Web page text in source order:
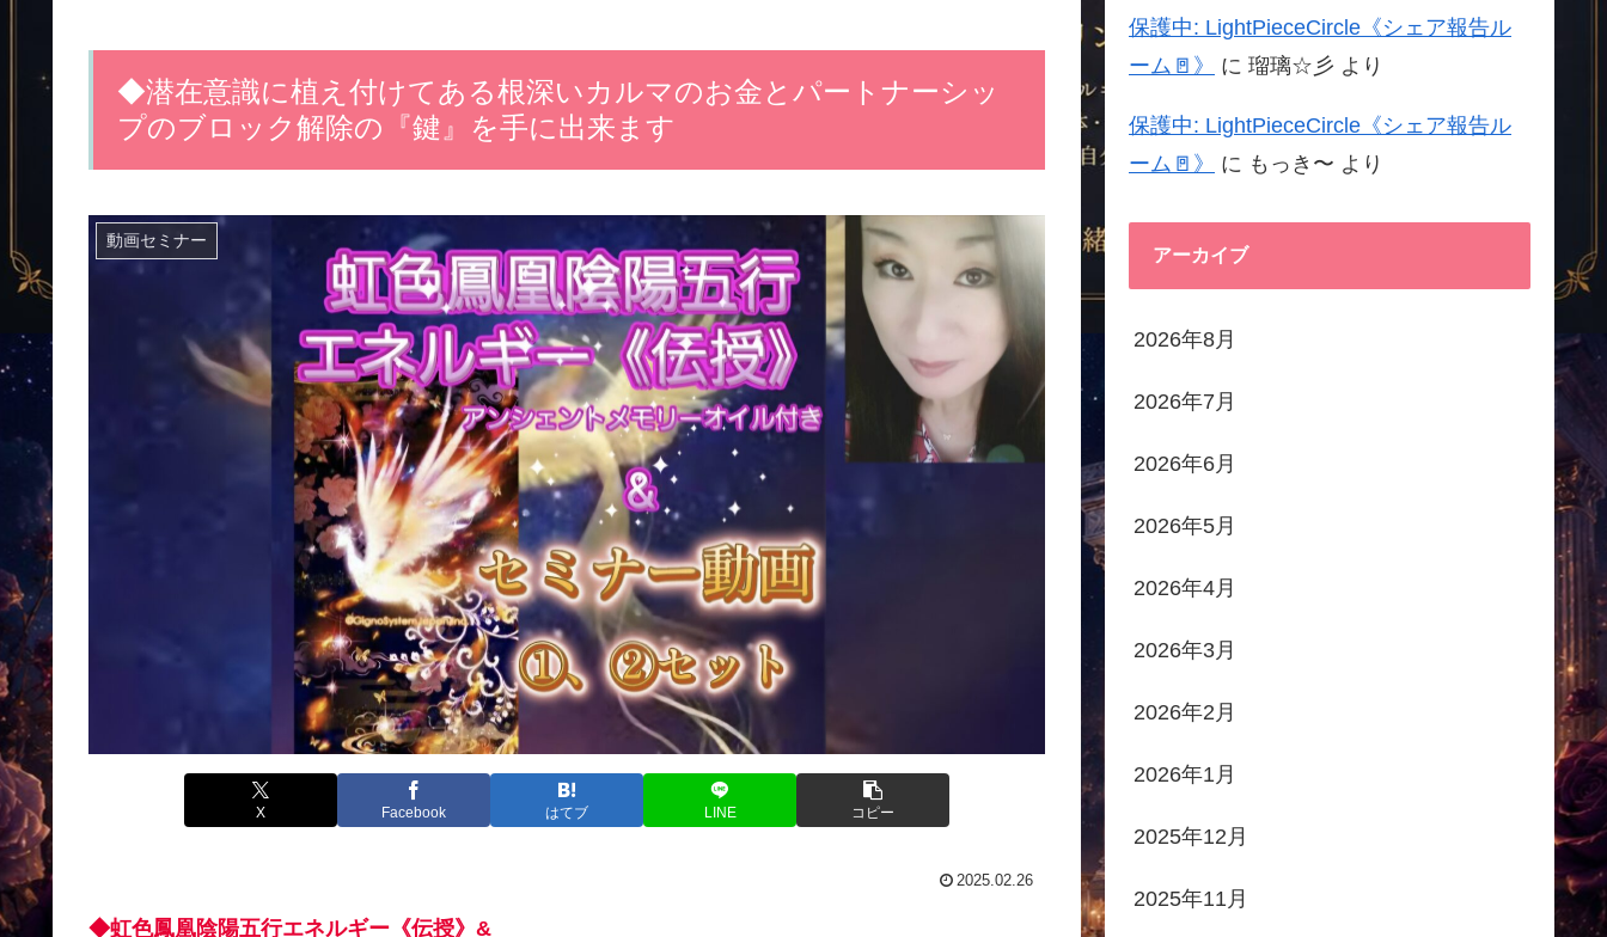
◆潜在意識に植え付けてある根深いカルマのお金とパートナーシッ
プのブロック解除の『鍵』を手に出来ます
動画セミナー
X Facebook はてブ LINE コピー
2025.02.26
◆虹色鳳凰陰陽五行エネルギー《伝授》&
保護中: LightPieceCircle《シェア報告ル
ーム🚪》
に 瑠璃☆彡 より
保護中: LightPieceCircle《シェア報告ル
ーム🚪》
に もっき〜 より
アーカイブ
2026年8月
2026年7月
2026年6月
2026年5月
2026年4月
2026年3月
2026年2月
2026年1月
2025年12月
2025年11月